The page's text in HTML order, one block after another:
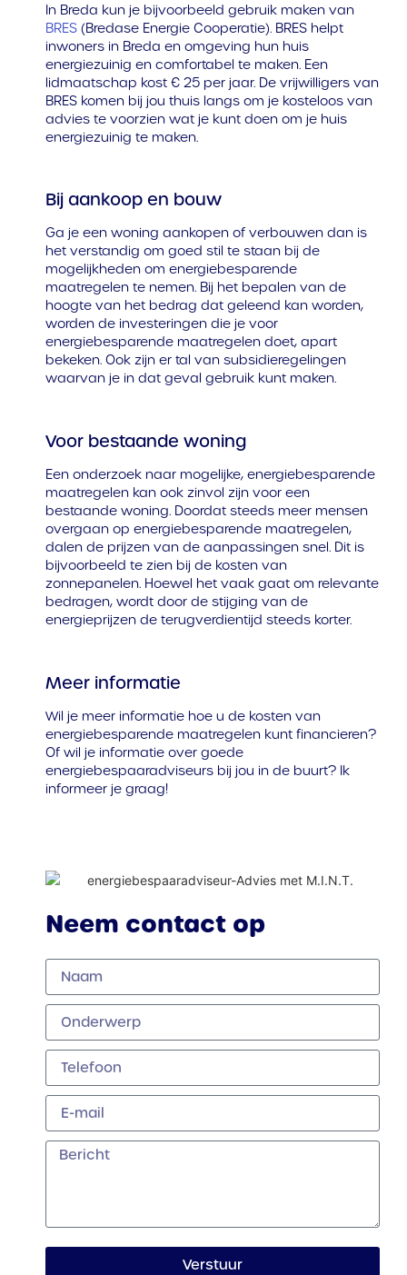
In Breda kun je bijvoorbeeld gebruik maken van
BRES(Bredase Energie Cooperatie). BRES helpt
inwoners in Breda en omgeving hun huis
energiezuinig en comfortabel te maken. Een
lidmaatschap kost € 25 per jaar. De vrijwilligers van
BRES komen bij jou thuis langs om je kosteloos van
advies te voorzien wat je kunt doen om je huis
energiezuinig te maken.
Bij aankoop en bouw
Ga je een woning aankopen of verbouwen dan is
het verstandig om goed stil te staan bij de
mogelijkheden om energiebesparende
maatregelen te nemen. Bij het bepalen van de
hoogte van het bedrag dat geleend kan worden,
worden de investeringen die je voor
energiebesparende maatregelen doet, apart
bekeken. Ook zijn er tal van subsidieregelingen
waarvan je in dat geval gebruik kunt maken.
Voor bestaande woning
Een onderzoek naar mogelijke, energiebesparende
maatregelen kan ook zinvol zijn voor een
bestaande woning. Doordat steeds meer mensen
overgaan op energiebesparende maatregelen,
dalen de prijzen van de aanpassingen snel. Dit is
bijvoorbeeld te zien bij de kosten van
zonnepanelen. Hoewel het vaak gaat om relevante
bedragen, wordt door de stijging van de
energieprijzen de terugverdientijd steeds korter.
Meer informatie
Wil je meer informatie hoe u de kosten van
energiebesparende maatregelen kunt financieren?
Of wil je informatie over goede
energiebespaaradviseurs bij jou in de buurt? Ik
informeer je graag!
Neem contact op
Verstuur